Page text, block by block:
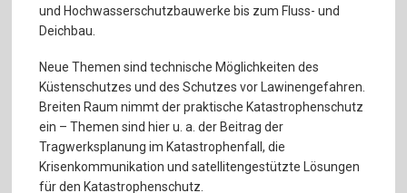
und Hochwasserschutzbauwerke bis zum Fluss- und
Deichbau.
Neue Themen sind technische Möglichkeiten des
Küstenschutzes und des Schutzes vor Lawinengefahren.
Breiten Raum nimmt der praktische Katastrophenschutz
ein – Themen sind hier u. a. der Beitrag der
Tragwerksplanung im Katastrophenfall, die
Krisenkommunikation und satellitengestützte Lösungen
für den Katastrophenschutz.